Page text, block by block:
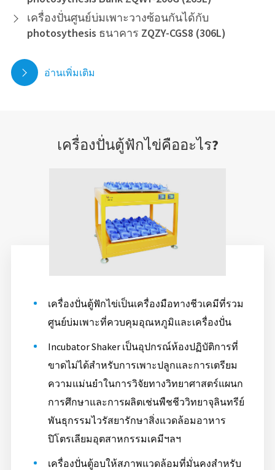

เครื่องปั่นศูนย์บ่มเพาะวางซ้อนกันได้กับ
photosythesis ธนาคาร ZQZY-CGS8 (306L)
 อ่านเพิ่มเติม
เครื่องปั่นตู้ฟักไข่คืออะไร?
เครื่องปั่นตู้ฟักไข่เป็นเครื่องมือทางชีวเคมีที่รวม
ศูนย์บ่มเพาะที่ควบคุมอุณหภูมิและเครื่องปั่น
Incubator Shaker เป็นอุปกรณ์ห้องปฏิบัติการที่
ขาดไม่ได้สำหรับการเพาะปลูกและการเตรียม
ความแม่นยำในการวิจัยทางวิทยาศาสตร์แผนก
การศึกษาและการผลิตเช่นพืชชีววิทยาจุลินทรีย์
พันธุกรรมไวรัสยารักษาสิ่งแวดล้อมอาหาร
ปิโตรเลียมอุตสาหกรรมเคมีฯลฯ
เครื่องปั่นตู้อบให้สภาพแวดล้อมที่มั่นคงสำหรับ